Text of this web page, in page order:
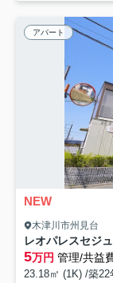
アパート
NEW
木津川市州見台
レオパレスセジ
5万円 管理/共益
23.18㎡ (1K) /築22